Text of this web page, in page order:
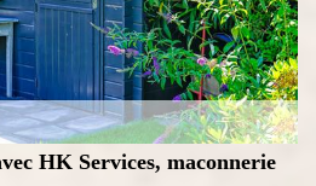
HK Services, maconnerie